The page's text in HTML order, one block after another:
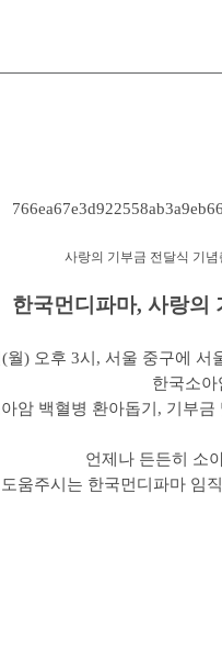
사랑의 기부금 전달식 기
한국먼디파마, 사랑의
월) 오후 3시, 서울 중구에 서
한국소아
암 백혈병 환아돕기, 기부
언제나 든든히 소
움주시는 한국먼디파마 임